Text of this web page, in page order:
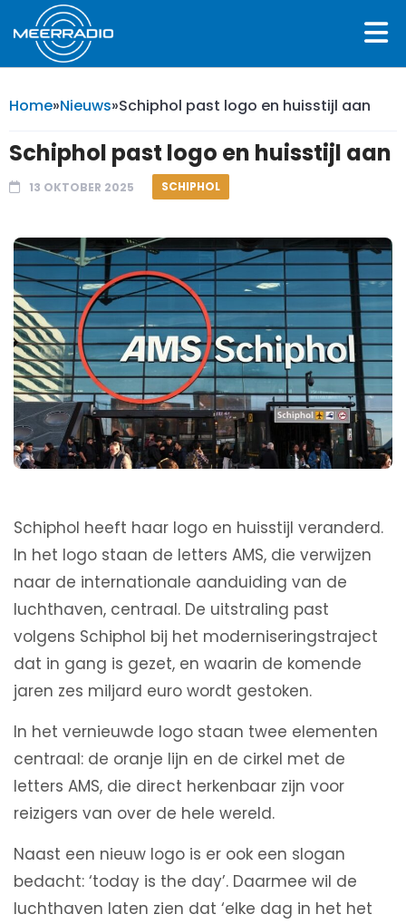
Home»Nieuws»Schiphol past logo en huisstijl aan
Schiphol past logo en huisstijl aan
13 OKTOBER 2025 SCHIPHOL
Schiphol heeft haar logo en huisstijl veranderd.
In het logo staan de letters AMS, die verwijzen
naar de internationale aanduiding van de
luchthaven, centraal. De uitstraling past
volgens Schiphol bij het moderniseringstraject
dat in gang is gezet, en waarin de komende
jaren zes miljard euro wordt gestoken.
In het vernieuwde logo staan twee elementen
centraal: de oranje lijn en de cirkel met de
letters AMS, die direct herkenbaar zijn voor
reizigers van over de hele wereld.
Naast een nieuw logo is er ook een slogan
bedacht: ‘today is the day’. Daarmee wil de
luchthaven laten zien dat ‘elke dag in het het